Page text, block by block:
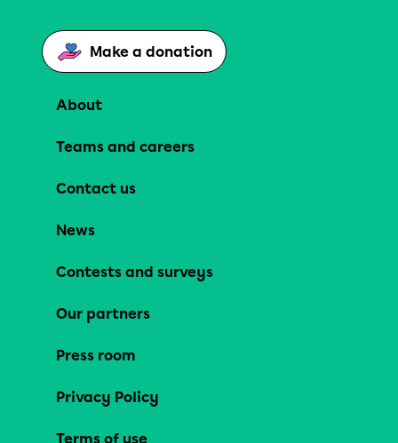
Make a donation
About
Teams and careers
Contact us
News
Contests and surveys
Our partners
Press room
Privacy Policy
Terms of use